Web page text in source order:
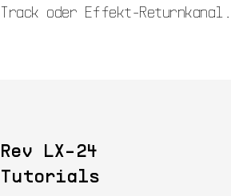
Track oder Effekt-Returnkanal.
Rev LX-24
Tutorials